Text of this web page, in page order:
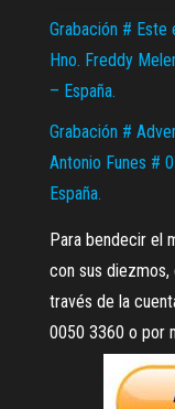
Grabación #
Hno. Freddy
– España.
Grabación #
Antonio Funes #
España.
Para bendecir el
con sus diezmos,
través de la
0050 3360 o por